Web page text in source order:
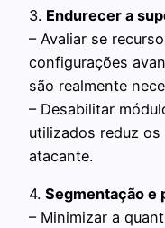
3. Endurecer a
– Avaliar se
configurações
são realmente
– Desabilitar
utilizados reduz
atacante.
4. Segmentação e
– Minimizar a